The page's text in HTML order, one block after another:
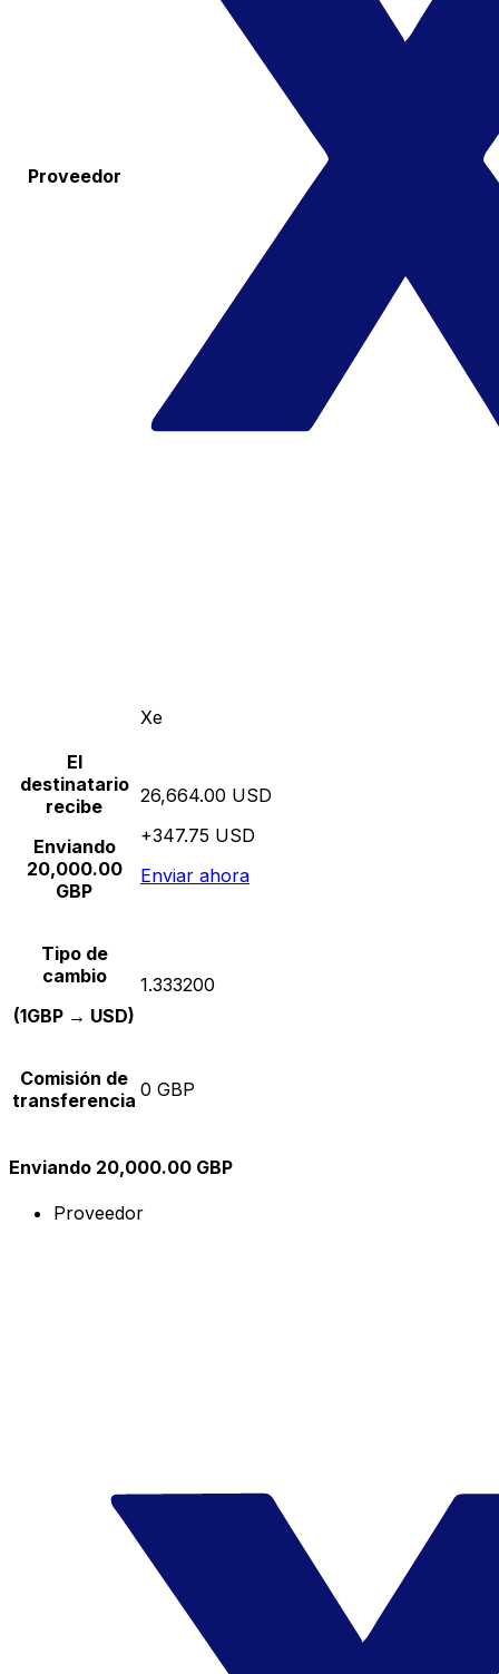
Proveedor
Xe
El
destinatario
recibe
Enviando
20,000.00
GBP
26,664.00 USD
+347.75 USD
Enviar ahora
Tipo de
cambio
(1GBP → USD)
1.333200
Comisión de
transferencia 0 GBP
Enviando 20,000.00 GBP
Proveedor